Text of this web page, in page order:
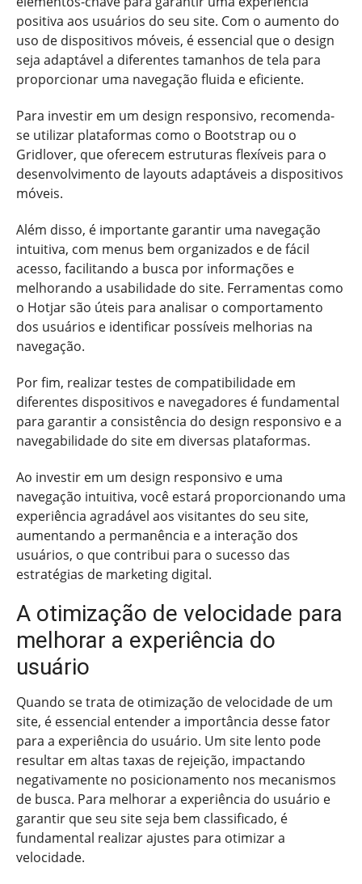
positiva aos usuários do seu site. Com o aumento do
uso de dispositivos móveis, é essencial que o design
seja adaptável a diferentes tamanhos de tela para
proporcionar uma navegação fluida e eficiente.
Para investir em um design responsivo, recomenda-
se utilizar plataformas como o Bootstrap ou o
Gridlover, que oferecem estruturas flexíveis para o
desenvolvimento de layouts adaptáveis a dispositivos
móveis.
Além disso, é importante garantir uma navegação
intuitiva, com menus bem organizados e de fácil
acesso, facilitando a busca por informações e
melhorando a usabilidade do site. Ferramentas como
o Hotjar são úteis para analisar o comportamento
dos usuários e identificar possíveis melhorias na
navegação.
Por fim, realizar testes de compatibilidade em
diferentes dispositivos e navegadores é fundamental
para garantir a consistência do design responsivo e a
navegabilidade do site em diversas plataformas.
Ao investir em um design responsivo e uma
navegação intuitiva, você estará proporcionando uma
experiência agradável aos visitantes do seu site,
aumentando a permanência e a interação dos
usuários, o que contribui para o sucesso das
estratégias de marketing digital.
A otimização de velocidade para
melhorar a experiência do
usuário
Quando se trata de otimização de velocidade de um
site, é essencial entender a importância desse fator
para a experiência do usuário. Um site lento pode
resultar em altas taxas de rejeição, impactando
negativamente no posicionamento nos mecanismos
de busca. Para melhorar a experiência do usuário e
garantir que seu site seja bem classificado, é
fundamental realizar ajustes para otimizar a
velocidade.